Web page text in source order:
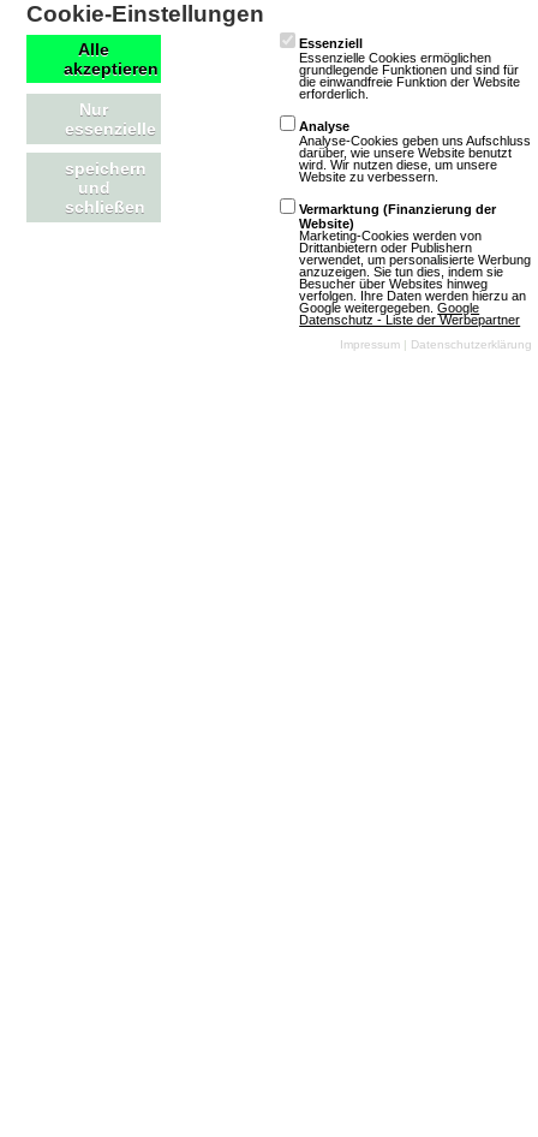
Klassisch(722) (627)
Geschäftsmodell
Free To Play Unkommerziell(345)
Abo(41)
Werbung buchen
Cookie-Einstellungen
Alle
akzeptieren
Nur
essenzielle
speichern
und
schließen
Essenziell
Essenzielle Cookies ermöglichen
grundlegende Funktionen und sind für
die einwandfreie Funktion der Website
erforderlich.
Analyse
Analyse-Cookies geben uns Aufschluss
darüber, wie unsere Website benutzt
wird. Wir nutzen diese, um unsere
Website zu verbessern.
Vermarktung (Finanzierung der
Website)
Marketing-Cookies werden von
Drittanbietern oder Publishern
verwendet, um personalisierte Werbung
anzuzeigen. Sie tun dies, indem sie
Besucher über Websites hinweg
verfolgen. Ihre Daten werden hierzu an
Google weitergegeben.Google
Datenschutz - Liste der Werbepartner
Impressum Datenschutzerklärung